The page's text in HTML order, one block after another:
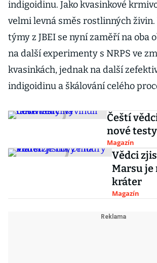
indigoidinu. Jako kvasinkové
velmi levná směs rostlinných
týmy z JBEI se nyní zaměří na oba
na další experimenty s NRPS ve
kvasinkách, jednak na další
indigoidinu a škálování celého
Čeští
nové
Magazín
Vědci
Marsu je
kráter
Magazín